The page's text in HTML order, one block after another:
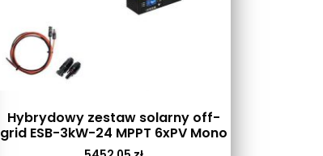
Hybrydowy zestaw solarny off-
grid ESB-3kW-24 MPPT 6xPV Mono